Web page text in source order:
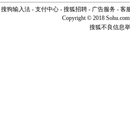
片叶子是
送你一棵
搜狗输入法- 支付中心- 搜狐招聘- 广告服务- 客
Copyright © 2018
搜狐不良信息